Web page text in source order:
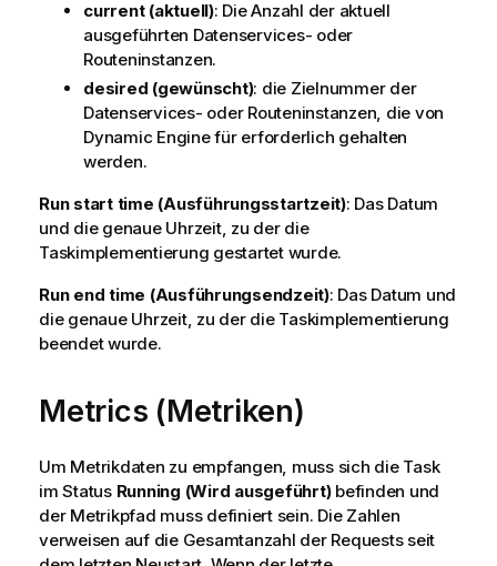
current (aktuell): Die Anzahl der aktuell
ausgeführten Datenservices- oder
Routeninstanzen.
desired (gewünscht): die Zielnummer der
Datenservices- oder Routeninstanzen, die von
Dynamic Enginefür erforderlich gehalten
werden.
Run start time (Ausführungsstartzeit): Das Datum
und die genaue Uhrzeit, zu der die
Taskimplementierung gestartet wurde.
Run end time (Ausführungsendzeit): Das Datum und
die genaue Uhrzeit, zu der die Taskimplementierung
beendet wurde.
Metrics (Metriken)
Um Metrikdaten zu empfangen, muss sich die Task
im Status Running (Wird ausgeführt)befinden und
der Metrikpfad muss definiert sein. Die Zahlen
verweisen auf die Gesamtanzahl der Requests seit